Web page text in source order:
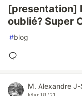
[presentation]
oublié? Super
#blog
M. Alexandre J-